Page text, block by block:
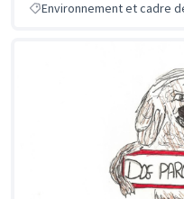
Environnement et cadre